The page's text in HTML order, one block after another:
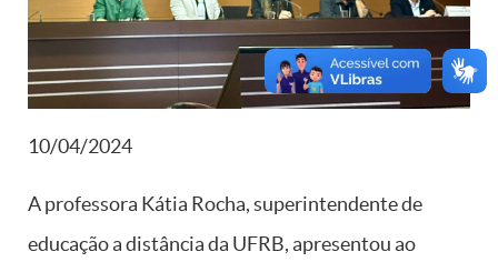
10/04/2024
A professora Kátia Rocha, superintendente de
educação a distância da UFRB, apresentou ao